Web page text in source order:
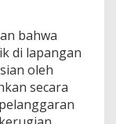
bahwa
di lapangan
oleh
secara